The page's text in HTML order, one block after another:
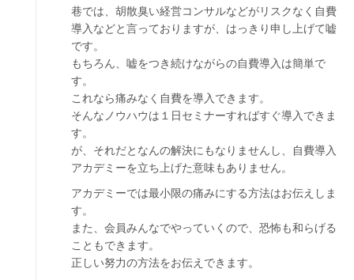
巷では、胡散臭い経営コンサルなどがリスクなく自費
導入などと言っておりますが、はっきり申し上げて嘘
です。
もちろん、嘘をつき続けながらの自費導入は簡単で
す。
これなら痛みなく自費を導入できます。
そんなノウハウは１日セミナーすればすぐ導入できま
す。
が、それだとなんの解決にもなりませんし、自費導入
アカデミーを立ち上げた意味もありません。
アカデミーでは最小限の痛みにする方法はお伝えしま
す。
また、会員みんなでやっていくので、恐怖も和らげる
こともできます。
正しい努力の方法をお伝えできます。